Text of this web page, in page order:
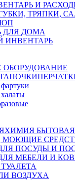
И
ТРЯПКИ,
ДЛЯ ДОМА
ИНВЕНТАРЬ
ОБОРУДОВАНИЕ
ХИМИЯ БЫТОВАЯ
МОЮЩИЕ
ПОСУДЫ И
МЕБЕЛИ И
ВОЗДУХА